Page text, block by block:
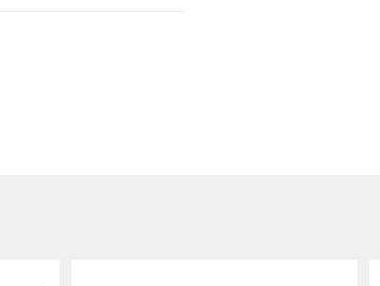
pintaturpeesta
akustiikan